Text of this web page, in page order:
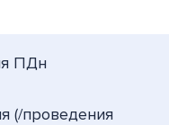
ПДн
(/проведения